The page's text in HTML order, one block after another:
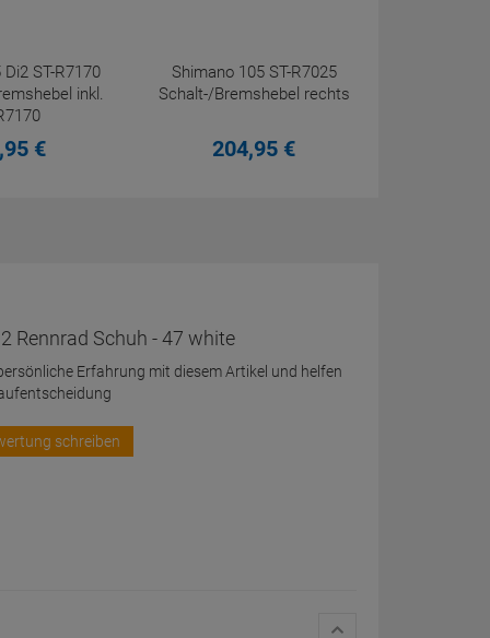
ST-R7170
inkl.
95 €
Shimano 105 ST-R7025
Schalt-/Bremshebel rechts
204,95 €
Rennrad Schuh - 47 white
Erfahrung mit diesem Artikel und helfen
schreiben